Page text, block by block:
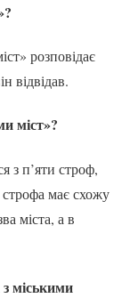
розповідає
відвідав.
міст»?
з п’яти строф,
має схожу
міста, а в
міськими